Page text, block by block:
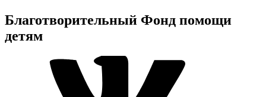
Благотворительный Фонд помощи
детям